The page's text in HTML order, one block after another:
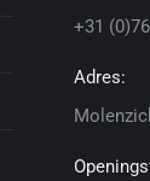
+31
Adres: